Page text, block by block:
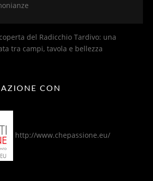
del Radicchio Tardivo: una
tra campi, tavola e bellezza
CON
http://www.chepassione.eu/